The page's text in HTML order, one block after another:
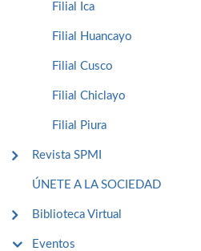
Filial Ica
Filial Huancayo
Filial Cusco
Filial Chiclayo
Filial Piura
Revista SPMI
ÚNETE A LA SOCIEDAD
Biblioteca Virtual
Eventos